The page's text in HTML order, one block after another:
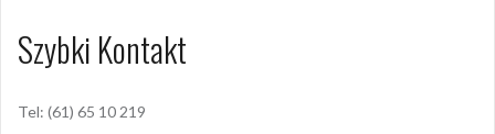
Szybki Kontakt
Tel: (61) 65 10 219